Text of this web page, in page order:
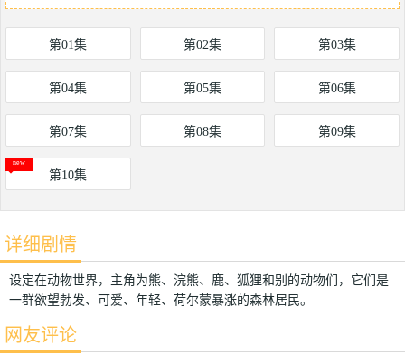
第01集 第02集 第03集
第04集 第05集 第06集
第07集 第08集 第09集
第10集
详细剧情
设定在动物世界，主角为熊、浣熊、鹿、狐狸和别的动物们，它们是
一群欲望勃发、可爱、年轻、荷尔蒙暴涨的森林居民。
网友评论